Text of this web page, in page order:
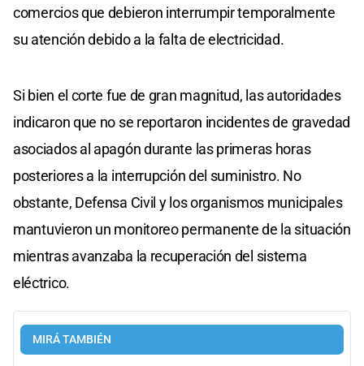
comercios que debieron interrumpir temporalmente
su atención debido a la falta de electricidad.
Si bien el corte fue de gran magnitud, las autoridades
indicaron que no se reportaron incidentes de gravedad
asociados al apagón durante las primeras horas
posteriores a la interrupción del suministro. No
obstante, Defensa Civil y los organismos municipales
mantuvieron un monitoreo permanente de la situación
mientras avanzaba la recuperación del sistema
eléctrico.
MIRÁ TAMBIÉN